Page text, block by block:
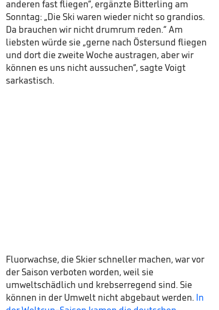
anderen fast fliegen“, ergänzte Bitterling am
Sonntag: „Die Ski waren wieder nicht so grandios.
Da brauchen wir nicht drumrum reden.“ Am
liebsten würde sie „gerne nach Östersund fliegen
und dort die zweite Woche austragen, aber wir
können es uns nicht aussuchen“, sagte Voigt
sarkastisch.
Fluorwachse, die Skier schneller machen, war vor
der Saison verboten worden, weil sie
umweltschädlich und krebserregend sind. Sie
können in der Umwelt nicht abgebaut werden. In